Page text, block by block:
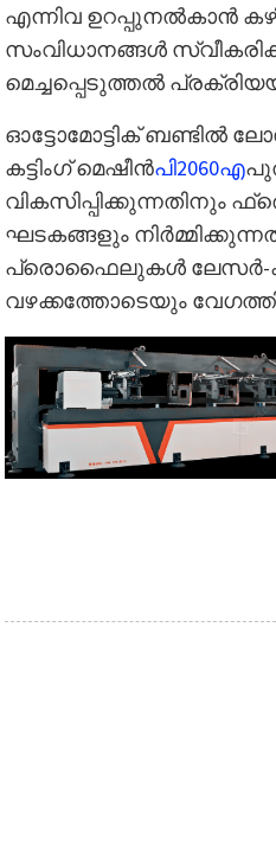
എന്നിവ ഉറപ്പുനൽകാൻ
സംവിധാനങ്ങൾ
മെച്ചപ്പെടുത്തൽ
ഓട്ടോമോട്ടിക് ബണ്ടിൽ
കട്ടിംഗ് മെഷീൻപി2060എ
വികസിപ്പിക്കുന്നതിനും
ഘടകങ്ങളും
പ്രൊഫൈലുകൾ ലേസർ-
വഴക്കത്തോടെയും